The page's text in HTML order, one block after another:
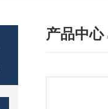
产品中心